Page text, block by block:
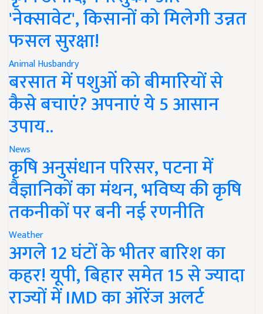
'नेक्सावेट', किसानों को मिलेगी उन्नत
फसल सुरक्षा!
Animal Husbandry
बरसात में पशुओं को बीमारियों से
कैसे बचाएं? अपनाएं ये 5 आसान
उपाय..
News
कृषि अनुसंधान परिसर, पटना में
वैज्ञानिकों का मंथन, भविष्य की कृषि
तकनीकों पर बनी नई रणनीति
Weather
अगले 12 घंटों के भीतर बारिश का
कहर! यूपी, बिहार समेत 15 से ज्यादा
राज्यों में IMD का ऑरेंज अलर्ट